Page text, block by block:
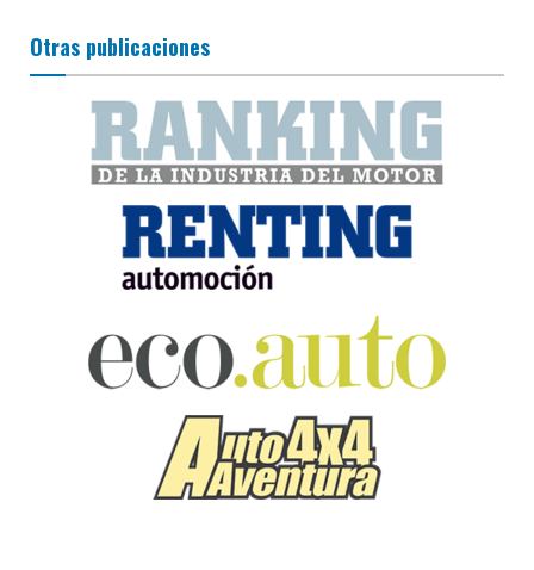
Otras publicaciones